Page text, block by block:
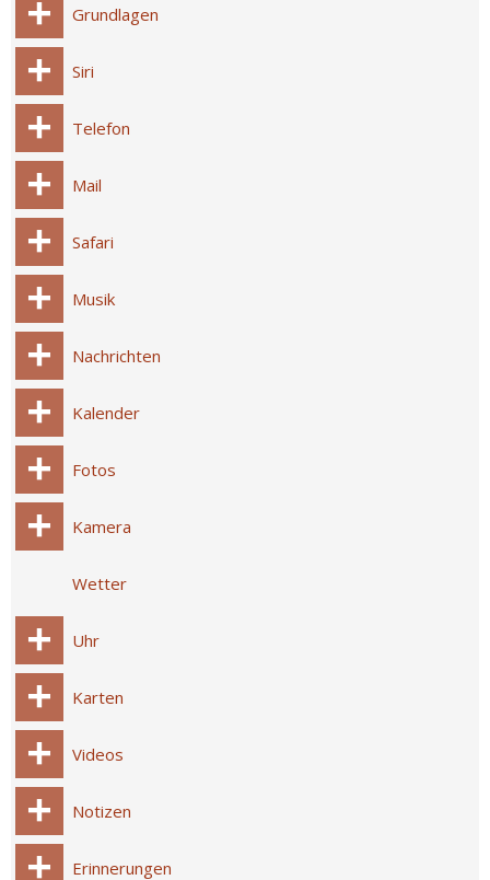
Grundlagen
Siri
Telefon
Mail
Safari
Musik
Nachrichten
Kalender
Fotos
Kamera
Wetter
Uhr
Karten
Videos
Notizen
Erinnerungen